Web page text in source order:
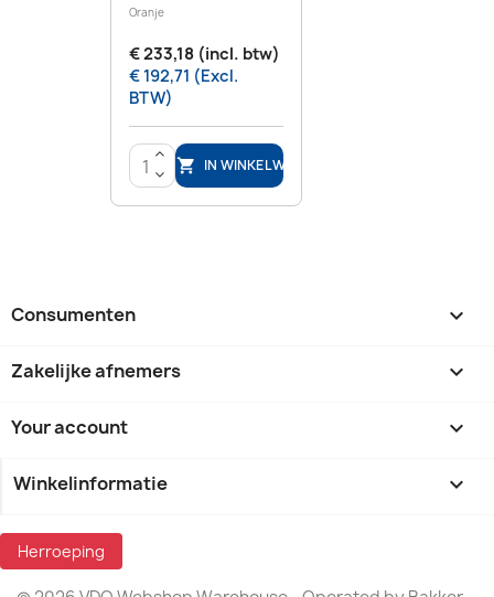
Oranje
€ 233,18 (incl. btw)
€ 192,71 (Excl.
BTW)
>
<
 IN WINKELWAGEN
Consumenten 
Zakelijke afnemers 
Your account 
Winkelinformatie keyboard_arrow_down
Herroeping